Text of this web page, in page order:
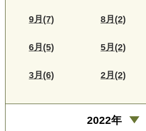
9月(7) 8月(2)
6月(5) 5月(2)
3月(6) 2月(2)
2022年